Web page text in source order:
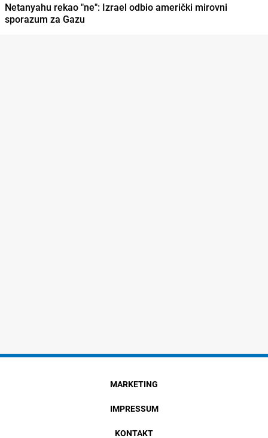
Netanyahu rekao "ne": Izrael odbio američki mirovni
sporazum za Gazu
MARKETING
IMPRESSUM
KONTAKT